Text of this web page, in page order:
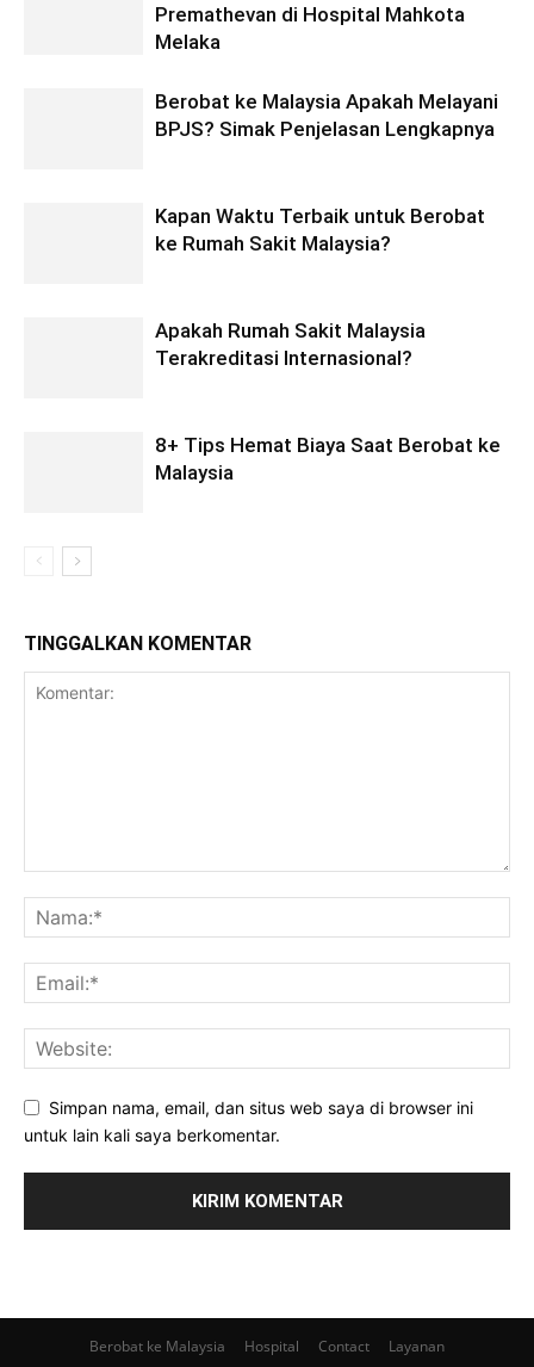
Premathevan di Hospital Mahkota
Melaka
Berobat ke Malaysia Apakah Melayani
BPJS? Simak Penjelasan Lengkapnya
Kapan Waktu Terbaik untuk Berobat
ke Rumah Sakit Malaysia?
Apakah Rumah Sakit Malaysia
Terakreditasi Internasional?
8+ Tips Hemat Biaya Saat Berobat ke
Malaysia
TINGGALKAN KOMENTAR
Simpan nama, email, dan situs web saya di browser ini
untuk lain kali saya berkomentar.
Berobat ke Malaysia Hospital Contact Layanan